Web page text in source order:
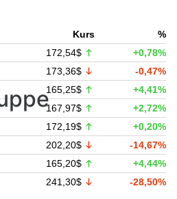
Kurs
%
172,54$
+0,78%
173,36$
-0,47%
165,25$
+4,41%
167,97$
+2,72%
172,19$
+0,20%
202,20$
-14,67%
165,20$
+4,44%
241,30$ -28,50%